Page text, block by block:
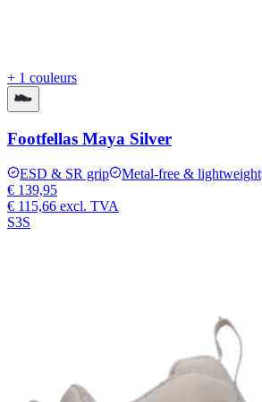
+ 1 couleurs
Footfellas Maya Silver
ESD & SR grip Metal-free & lightweight
€ 139,95
€ 115,66 excl. TVA
S3S